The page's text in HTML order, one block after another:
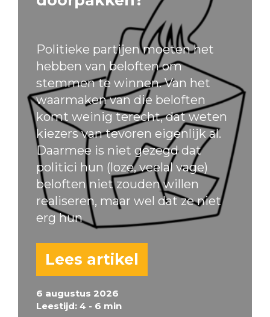
6 augustus 2026
Leestijd: 4 - 6 min
Politieke partijen moeten het
hebben van beloften om
stemmen te winnen. Van het
waarmaken van die beloften
komt weinig terecht, dat weten
kiezers van tevoren eigenlijk al.
Daarmee is niet gezegd dat
politici hun (loze, veelal vage)
beloften niet zouden willen
realiseren, maar wel dat ze niet
erg hun
Lees artikel